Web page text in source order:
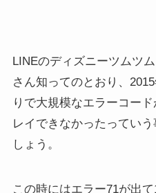
LINEのディズニーツムツ
さん知ってのとおり、
りで大規模なエラーコー
レイできなかったってい
しょう。
この時にはエラー71が出